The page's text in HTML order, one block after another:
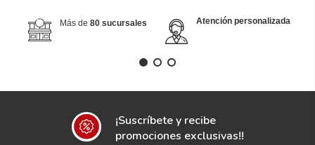
Más de 80 sucursales Atención personalizada
¡Suscríbete y recibe
promociones exclusivas!!